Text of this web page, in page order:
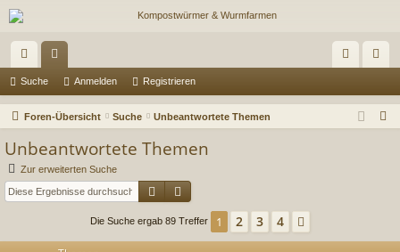
ch
ne
riff
en m ist
Suche Anmelden Registrieren
Foren-Übersicht Suche Unbeantwortete Themen
Unbeantwortete Themen
Zur erweiterten Suche
Suche
Die Suche ergab 89 Treffer 1 2 3 4